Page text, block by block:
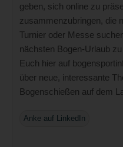
geben, sich online zu
zusammenzubringen, die
Turnier oder Messe
nächsten Bogen-Urlaub
Euch hier auf
über neue, interessante
Bogenschießen auf dem
Anke auf LinkedIn